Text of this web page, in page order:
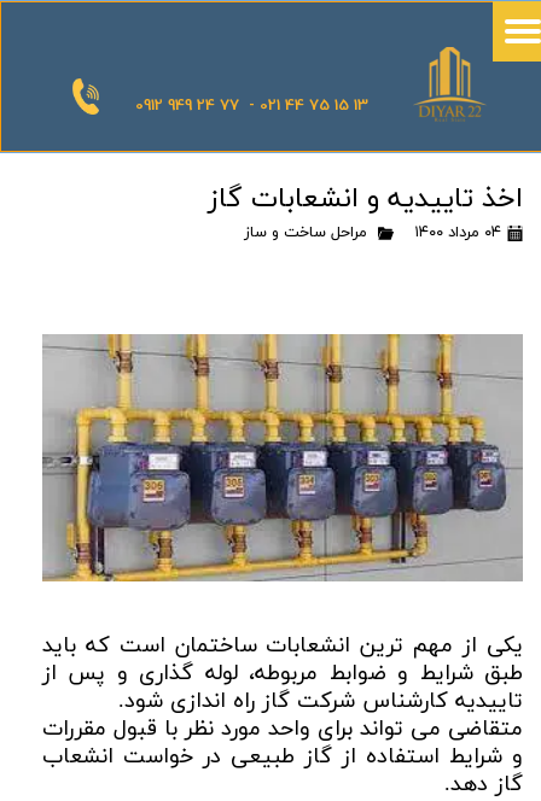
0912 949 24 77 - 021 44 75 15 13
اخذ تاییدیه و انشعابات گاز
۰۴ مرداد ۱۴۰۰ مراحل ساخت و ساز
یکی از مهم ترین انشعابات ساختمان است که باید
طبق شرایط و ضوابط مربوطه، لوله گذاری و پس از
تاییدیه کارشناس شرکت گاز راه اندازی شود.
متقاضی می تواند برای واحد مورد نظر با قبول مقررات
و شرایط استفاده از گاز طبیعی در خواست انشعاب
گاز دهد.